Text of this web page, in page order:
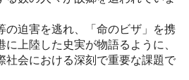
の迫害を逃れ、「命のビザ」を携
に上陸した史実が物語るように、
社会における深刻で重要な課題で